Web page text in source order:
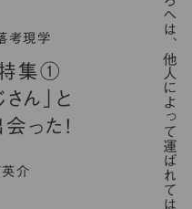
考現学
集①
さん」と
った！
介